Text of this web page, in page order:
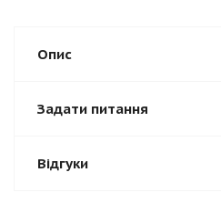
Опис
Задати питання
Відгуки